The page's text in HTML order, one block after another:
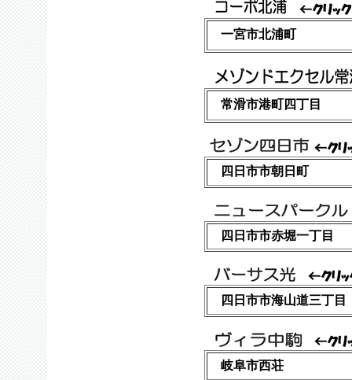
一宮市北浦町
常滑市港町四丁目
四日市市朝日町
四日市市赤堀一丁目
四日市市海山道三丁目
岐阜市西荘